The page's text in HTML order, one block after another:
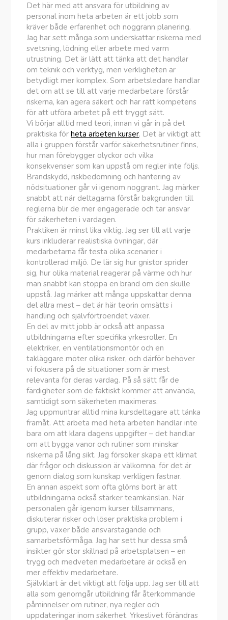
Det här med att ansvara för utbildning av
personal inom heta arbeten är ett jobb som
kräver både erfarenhet och noggrann planering.
Jag har sett många som underskattar riskerna med
svetsning, lödning eller arbete med varm
utrustning. Det är lätt att tänka att det handlar
om teknik och verktyg, men verkligheten är
betydligt mer komplex. Som arbetsledare handlar
det om att se till att varje medarbetare förstår
riskerna, kan agera säkert och har rätt kompetens
för att utföra arbetet på ett tryggt sätt.
Vi börjar alltid med teori, innan vi går in på det
praktiska förheta arbeten kurser. Det är viktigt att
alla i gruppen förstår varför säkerhetsrutiner finns,
hur man förebygger olyckor och vilka
konsekvenser som kan uppstå om regler inte följs.
Brandskydd, riskbedömning och hantering av
nödsituationer går vi igenom noggrant. Jag märker
snabbt att när deltagarna förstår bakgrunden till
reglerna blir de mer engagerade och tar ansvar
för säkerheten i vardagen.
Praktiken är minst lika viktig. Jag ser till att varje
kurs inkluderar realistiska övningar, där
medarbetarna får testa olika scenarier i
kontrollerad miljö. De lär sig hur gnistor sprider
sig, hur olika material reagerar på värme och hur
man snabbt kan stoppa en brand om den skulle
uppstå. Jag märker att många uppskattar denna
del allra mest – det är här teorin omsätts i
handling och självförtroendet växer.
En del av mitt jobb är också att anpassa
utbildningarna efter specifika yrkesroller. En
elektriker, en ventilationsmontör och en
takläggare möter olika risker, och därför behöver
vi fokusera på de situationer som är mest
relevanta för deras vardag. På så sätt får de
färdigheter som de faktiskt kommer att använda,
samtidigt som säkerheten maximeras.
Jag uppmuntrar alltid mina kursdeltagare att tänka
framåt. Att arbeta med heta arbeten handlar inte
bara om att klara dagens uppgifter – det handlar
om att bygga vanor och rutiner som minskar
riskerna på lång sikt. Jag försöker skapa ett klimat
där frågor och diskussion är välkomna, för det är
genom dialog som kunskap verkligen fastnar.
En annan aspekt som ofta glöms bort är att
utbildningarna också stärker teamkänslan. När
personalen går igenom kurser tillsammans,
diskuterar risker och löser praktiska problem i
grupp, växer både ansvarstagande och
samarbetsförmåga. Jag har sett hur dessa små
insikter gör stor skillnad på arbetsplatsen – en
trygg och medveten medarbetare är också en
mer effektiv medarbetare.
Självklart är det viktigt att följa upp. Jag ser till att
alla som genomgår utbildning får återkommande
påminnelser om rutiner, nya regler och
uppdateringar inom säkerhet. Yrkeslivet förändras